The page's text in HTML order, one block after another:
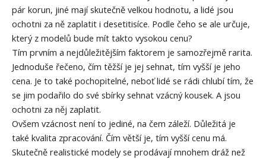
pár korun, jiné mají skutečně velkou hodnotu, a lidé jsou
ochotni za ně zaplatit i desetitisíce. Podle čeho se ale určuje,
který z modelů bude mít takto vysokou cenu?
Tím prvním a nejdůležitějším faktorem je samozřejmě rarita.
Jednoduše řečeno, čím těžší je jej sehnat, tím vyšší je jeho
cena. Je to také pochopitelné, neboť lidé se rádi chlubí tím, že
se jim podařilo do své sbírky sehnat vzácný kousek. A jsou
ochotni za něj zaplatit.
Ovšem vzácnost není to jediné, na čem záleží. Důležitá je
také kvalita zpracování. Čím větší je, tím vyšší cenu má.
Skutečně realistické modely se prodávají mnohem dráž než